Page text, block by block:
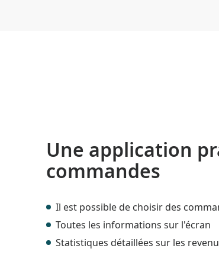
Une application
commandes
Il est possible de choisir des
Toutes les informations sur l'écran
Statistiques détaillées sur les